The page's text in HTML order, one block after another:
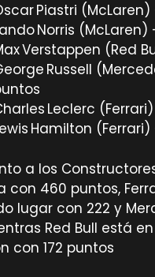
Piastri
Norris (McLaren)
Verstappen (Red
Russell
Leclerc (Ferrari)
Hamilton (Ferrari)
a los
con 460 puntos,
lugar con 222 y
Red Bull está
con 172 puntos